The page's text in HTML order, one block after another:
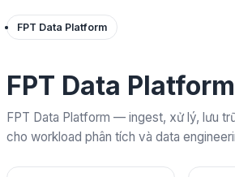
FPT Data Platform
FPT Data Platform
FPT Data Platform — ingest, xử lý, lưu
cho workload phân tích và data